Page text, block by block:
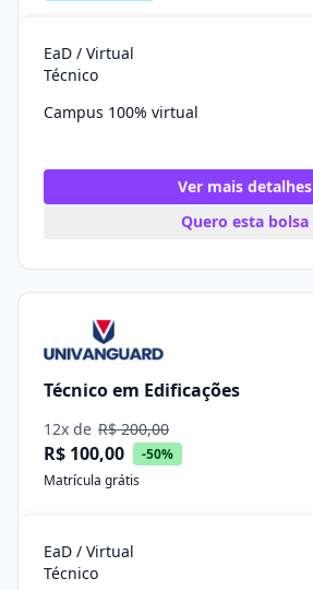
EaD / Virtual
Técnico
Campus 100% virtual
Ver mais detalhes
Quero esta bolsa
Técnico em Edificações
12x de R$ 200,00
R$ 100,00
-50%
Matrícula grátis
EaD / Virtual
Técnico